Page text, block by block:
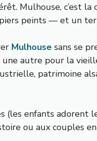
Mulhouse, c’est la
peints — et un
Mulhouse sans se
autre pour la
patrimoine
enfants adorent
ou aux couples